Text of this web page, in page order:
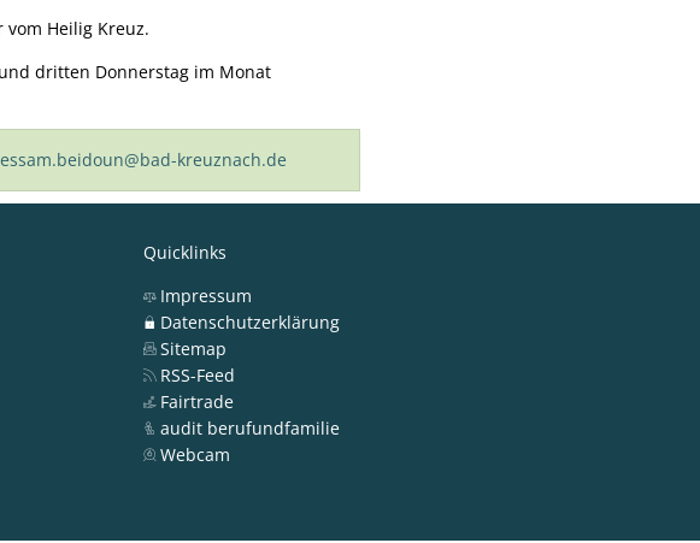
Heilig Kreuz.
dritten Donnerstag im Monat
kreuznach.de
Quicklinks
Impressum
Datenschutzerklärung
Sitemap
RSS-Feed
Fairtrade
audit berufundfamilie
Webcam